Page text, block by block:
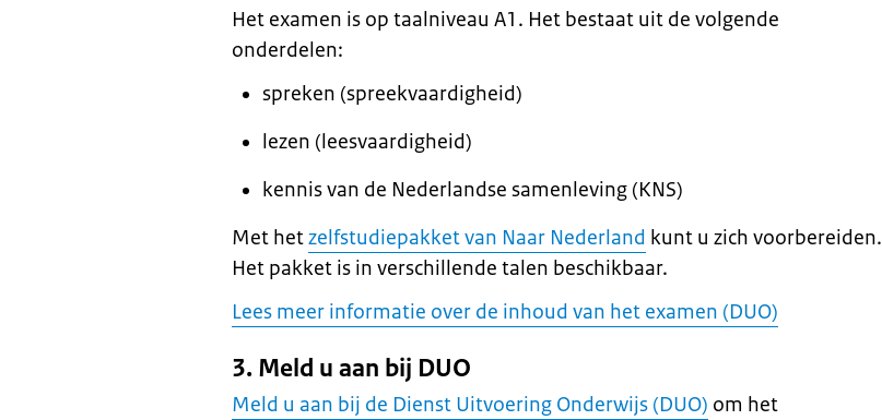
Het examen is op taalniveau A1. Het bestaat uit de volgende
onderdelen:
spreken (spreekvaardigheid)
lezen (leesvaardigheid)
kennis van de Nederlandse samenleving (KNS)
Met hetzelfstudiepakket van Naar Nederland kunt u zich voorbereiden.
Het pakket is in verschillende talen beschikbaar.
Lees meer informatie over de inhoud van het examen (DUO)
3. Meld u aan bij DUO
Meld u aan bij de Dienst Uitvoering Onderwijs (DUO) om het